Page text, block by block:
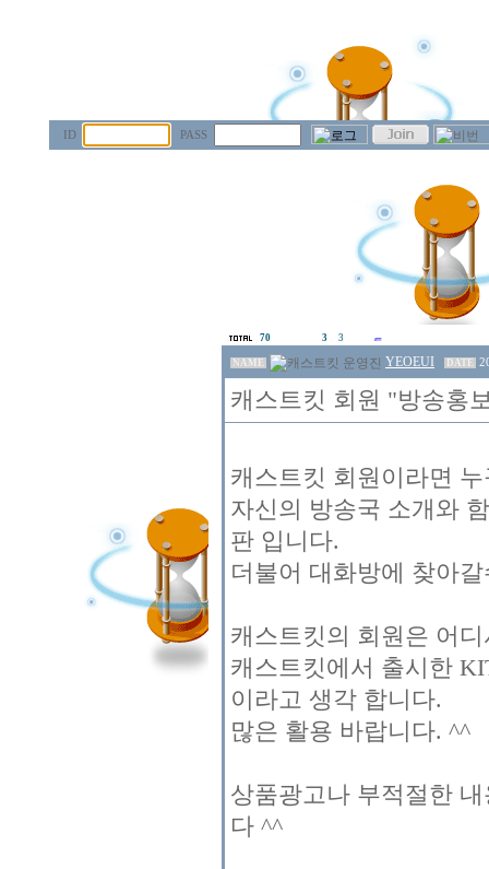
ID PASS
70 3 3
NAME YEOEUI DATE
캐스트킷 회원 "방송홍
캐스트킷 회원이라면
자신의 방송국 소개와
판 입니다.
더불어 대화방에 찾아
캐스트킷의 회원은 어
캐스트킷에서 출시한
이라고 생각 합니다.
많은 활용 바랍니다. ^^
상품광고나 부적절한
다 ^^